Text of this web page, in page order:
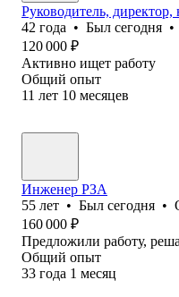
Руководитель, директор,
42 года • Был сегодня •
120 000 ₽
Активно ищет работу
Общий опыт
11 лет 10 месяцев
Инженер РЗА
55 лет • Был сегодня •
160 000 ₽
Предложили работу,
Общий опыт
33 года 1 месяц